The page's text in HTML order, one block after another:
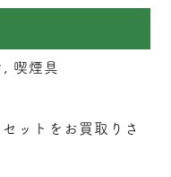
, 喫煙具
ットをお買取りさ